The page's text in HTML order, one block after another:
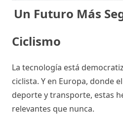
Un Futuro Más
Ciclismo
La tecnología está
ciclista. Y en Europa, donde
deporte y transporte, estas
relevantes que nunca.